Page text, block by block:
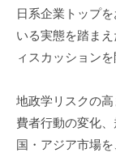
促
進
j
c
日系企業トップ
いる実態を踏ま
ィスカッションを
地政学リスクの
費者行動の変化
国・アジア市場